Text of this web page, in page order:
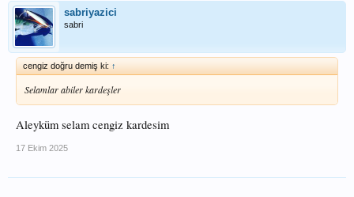
sabriyazici
sabri
cengiz doğru demiş ki: ↑
Selamlar abiler kardeşler
Aleyküm selam cengiz kardesim
17 Ekim 2025